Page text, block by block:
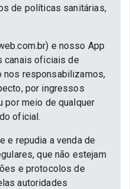
de políticas sanitárias,
e nosso App
canais oficiais de
nos responsabilizamos,
por ingressos
por meio de qualquer
oficial.
e repudia a venda de
que não estejam
e protocolos de
autoridades